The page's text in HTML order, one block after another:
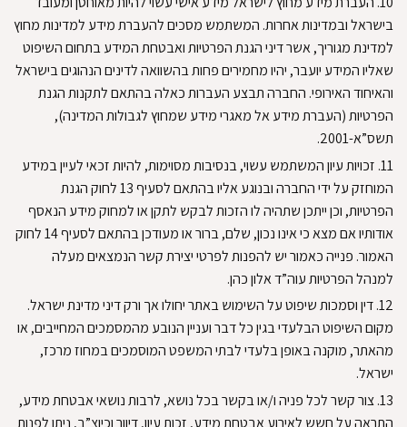
בישראל ובמדינות אחרות. המשתמש מסכים להעברת מידע למדינות מחוץ
למדינת מגוריך, אשר דיני הגנת הפרטיות ואבטחת המידע בתחום השיפוט
שאליו המידע יועבר, יהיו מחמירים פחות בהשוואה לדינים הנהוגים בישראל
והאיחוד האירופי. החברה תבצע העברות כאלה בהתאם לתקנות הגנת
הפרטיות (העברת מידע אל מאגרי מידע שמחוץ לגבולות המדינה),
תשס”א-2001
.
11. זכויות עיוןהמשתמש עשוי, בנסיבות מסוימות, להיות זכאי לעיין במידע
המוחזק על ידי החברה ובנוגע אליו בהתאם לסעיף 13 לחוק הגנת
הפרטיות, וכן ייתכן שתהיה לו הזכות לבקש לתקן או למחוק מידע הנאסף
אודותיו אם מצא כי אינו נכון, שלם, ברור או מעודכן בהתאם לסעיף 14 לחוק
האמור. פנייה כאמור יש להפנות לפרטי יצירת קשר הנמצאים מעלה
למנהל הפרטיות עוה”ד אלון כהן.
12. דין וסמכות שיפוטעל השימוש באתר יחולו אך ורק דיני מדינת ישראל.
מקום השיפוט הבלעדי בגין כל דבר ועניין הנובע מהמסמכים המחייבים, או
מהאתר, מוקנה באופן בלעדי לבתי המשפט המוסמכים במחוז מרכז,
ישראל.
13. צור קשרלכל פניה ו/או בקשר בכל נושא, לרבות נושאי אבטחת מידע,
התראה על חשש לאירוע אבטחת מידע, זכות עיון, דיוור וכיוצ”ב, ניתן לפנות